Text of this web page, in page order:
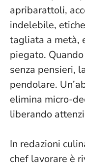
apribarattoli,
indelebile,
tagliata a metà,
piegato.
senza pensieri,
pendolare.
elimina micro-
liberando
In redazioni
chef lavorare è